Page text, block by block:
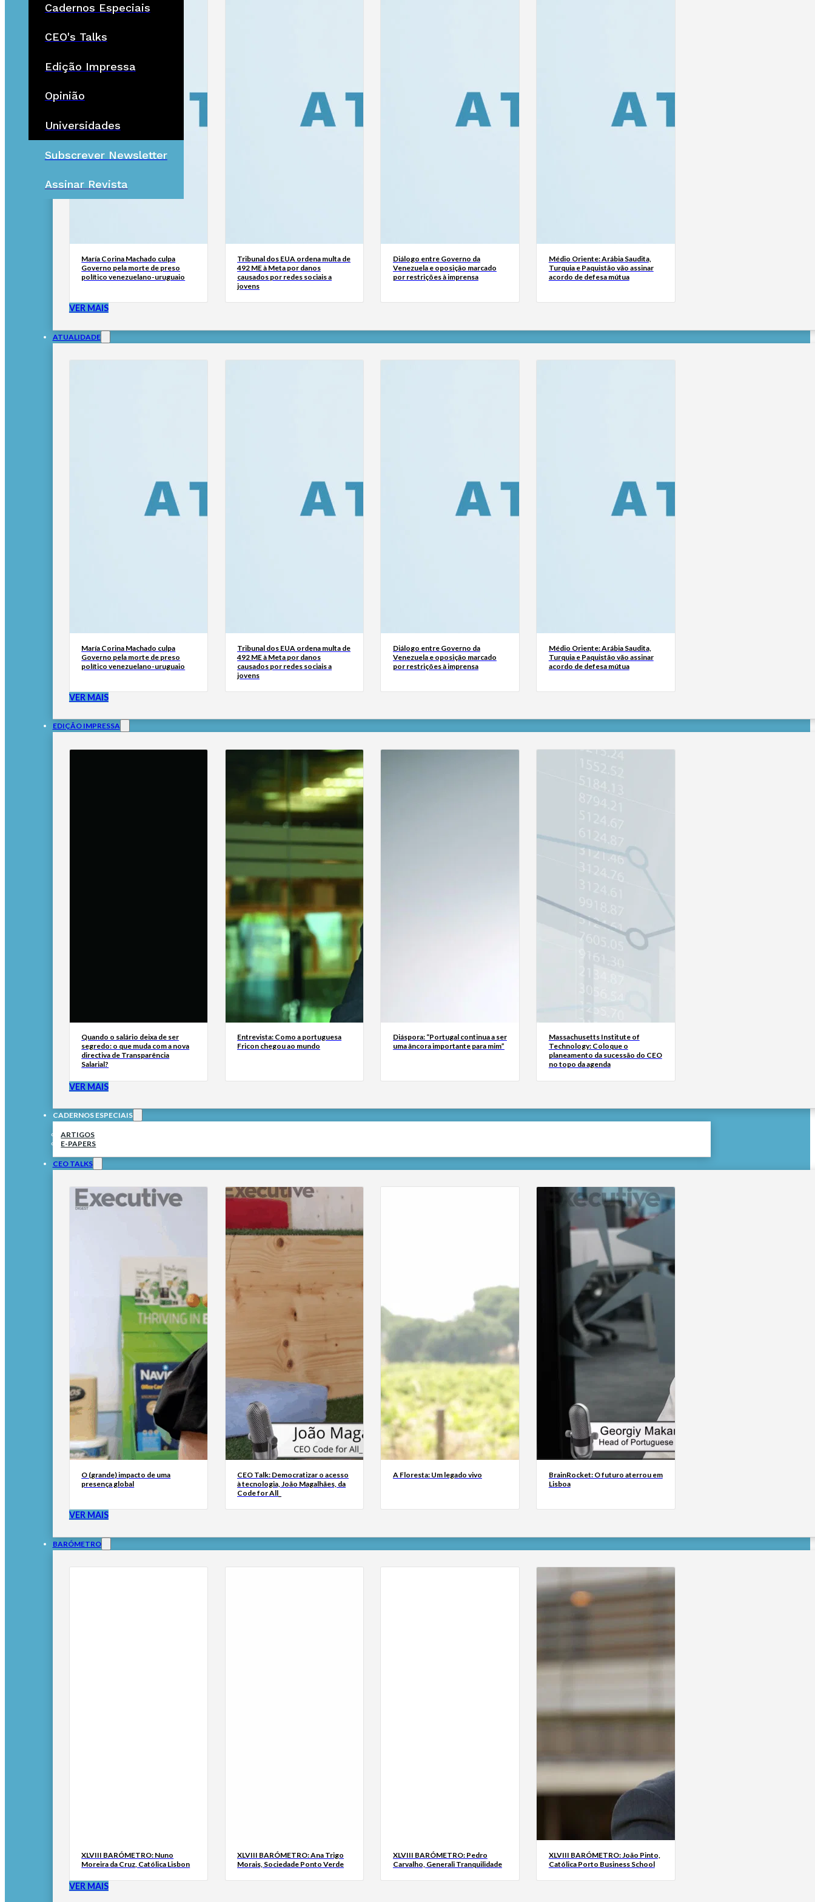
Cadernos Especiais
CEO's Talks
Edição Impressa
Opinião
Universidades
Subscrever Newsletter
Assinar Revista
María Corina Machado culpa
Governo pela morte de preso
político venezuelano-uruguaio
Tribunal dos EUA ordena multa de
492 ME à Meta por danos
causados por redes sociais a
jovens
Diálogo entre Governo da
Venezuela e oposição marcado
por restrições à imprensa
Médio Oriente: Arábia Saudita,
Turquia e Paquistão vão assinar
acordo de defesa mútua
VER MAIS
ATUALIDADE
María Corina Machado culpa
Governo pela morte de preso
político venezuelano-uruguaio
Tribunal dos EUA ordena multa de
492 ME à Meta por danos
causados por redes sociais a
jovens
Diálogo entre Governo da
Venezuela e oposição marcado
por restrições à imprensa
Médio Oriente: Arábia Saudita,
Turquia e Paquistão vão assinar
acordo de defesa mútua
VER MAIS
EDIÇÃO IMPRESSA
Quando o salário deixa de ser
segredo: o que muda com a nova
directiva de Transparência
Salarial?
Entrevista: Como a portuguesa
Fricon chegou ao mundo
Diáspora: “Portugal continua a ser
uma âncora importante para mim”
Massachusetts Institute of
Technology: Coloque o
planeamento da sucessão do CEO
no topo da agenda
VER MAIS
CADERNOS ESPECIAIS
ARTIGOS
E-PAPERS
CEO TALKS
O (grande) impacto de uma
presença global
CEO Talk: Democratizar o acesso
à tecnologia, João Magalhães, da
Code for All_
A Floresta: Um legado vivo
BrainRocket: O futuro aterrou em
Lisboa
VER MAIS
BARÓMETRO
XLVIII BARÓMETRO: Nuno
Moreira da Cruz, Católica Lisbon
XLVIII BARÓMETRO: Ana Trigo
Morais, Sociedade Ponto Verde
XLVIII BARÓMETRO: Pedro
Carvalho, Generali Tranquilidade
XLVIII BARÓMETRO: João Pinto,
Católica Porto Business School
VER MAIS